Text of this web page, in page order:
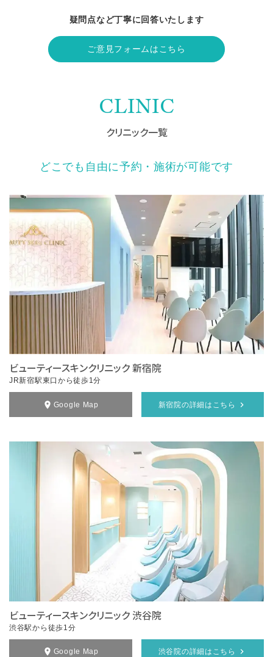
疑問点など丁寧に回答いたします
ご意見フォームはこちら
CLINIC
クリニック一覧
どこでも自由に予約・施術が可能です
ビューティースキンクリニック 新宿院
JR新宿駅東口から徒歩1分
Google Map 新宿院の詳細はこちら
ビューティースキンクリニック 渋谷院
渋谷駅から徒歩1分
Google Map 渋谷院の詳細はこちら